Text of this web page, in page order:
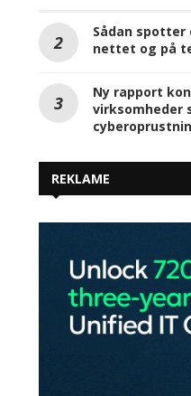
Sådan spotter
nettet og på
Ny rapport
virksomheder
REKLAME